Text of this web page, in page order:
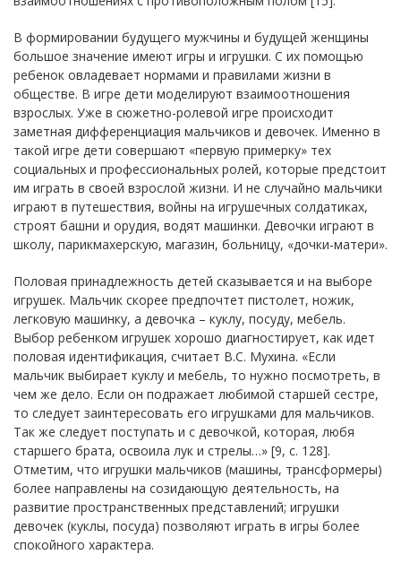
В формировании будущего мужчины и будущей женщины
большое значение имеют игры и игрушки. С их помощью
ребенок овладевает нормами и правилами жизни в
обществе. В игре дети моделируют взаимоотношения
взрослых. Уже в сюжетно-ролевой игре происходит
заметная дифференциация мальчиков и девочек. Именно в
такой игре дети совершают «первую примерку» тех
социальных и профессиональных ролей, которые предстоит
им играть в своей взрослой жизни. И не случайно мальчики
играют в путешествия, войны на игрушечных солдатиках,
строят башни и орудия, водят машинки. Девочки играют в
школу, парикмахерскую, магазин, больницу, «дочки-матери».
Половая принадлежность детей сказывается и на выборе
игрушек. Мальчик скорее предпочтет пистолет, ножик,
легковую машинку, а девочка – куклу, посуду, мебель.
Выбор ребенком игрушек хорошо диагностирует, как идет
половая идентификация, считает В.С. Мухина. «Если
мальчик выбирает куклу и мебель, то нужно посмотреть, в
чем же дело. Если он подражает любимой старшей сестре,
то следует заинтересовать его игрушками для мальчиков.
Так же следует поступать и с девочкой, которая, любя
старшего брата, освоила лук и стрелы…» [9, с. 128].
Отметим, что игрушки мальчиков (машины, трансформеры)
более направлены на созидающую деятельность, на
развитие пространственных представлений; игрушки
девочек (куклы, посуда) позволяют играть в игры более
спокойного характера.